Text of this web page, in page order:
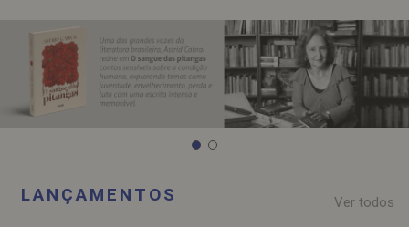
LANÇAMENTOS Ver todos